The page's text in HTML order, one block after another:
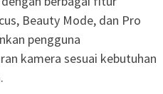
Beauty Mode, dan Pro
pengguna
kamera sesuai kebutuhan